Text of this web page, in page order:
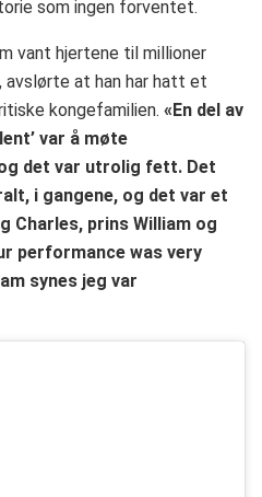
som ingen forventet.
vant hjertene til millioner
, avslørte at han har hatt et
kongefamilien. «En del av
var å møte
det var utrolig fett. Det
i gangene, og det var et
Charles, prins William og
performance was very
synes jeg var